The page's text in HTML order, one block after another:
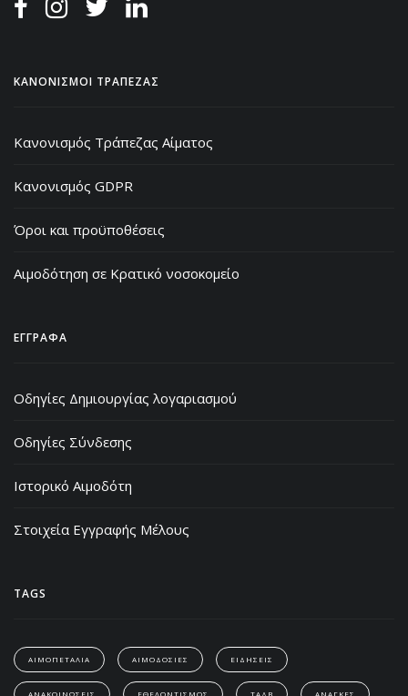
ΚΑΝΟΝΙΣΜΟΙ ΤΡΑΠΕΖΑΣ
Κανονισμός Τράπεζας Αίματος
Κανονισμός GDPR
Όροι και προϋποθέσεις
Αιμοδότηση σε Κρατικό νοσοκομείο
ΕΓΓΡΑΦΑ
Οδηγίες Δημιουργίας λογαριασμού
Οδηγίες Σύνδεσης
Ιστορικό Αιμοδότη
Στοιχεία Εγγραφής Μέλους
TAGS
ΑΙΜΟΠΕΤΑΛΙΑ ΑΙΜΟΔΟΣΙΕΣ ΕΙΔΗΣΕΙΣ
ΑΝΑΚΟΙΝΩΣΕΙΣ ΕΘΕΛΟΝΤΙΣΜΟΣ ΤΑΔΒ ΑΝΑΓΚΕΣ